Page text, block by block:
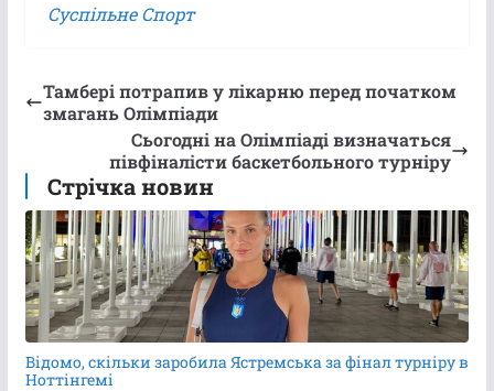
Суспільне Спорт
Тамбері потрапив у лікарню перед початком
змагань Олімпіади
Сьогодні на Олімпіаді визначаться
півфіналісти баскетбольного турніру
Стрічка новин
Відомо, скільки заробила Ястремська за фінал турніру в
Ноттінгемі